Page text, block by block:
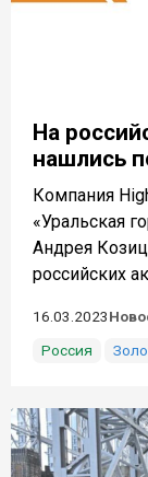
На
нашлись
Компания
«Уральская
Андрея
российских
16.03.2023
Россия